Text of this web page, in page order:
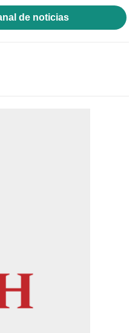
de noticias